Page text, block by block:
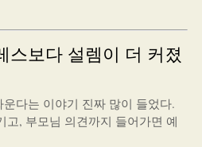
스보다 설렘이 더 커졌
다는 이야기 진짜 많이 들었다.
고, 부모님 의견까지 들어가면 예